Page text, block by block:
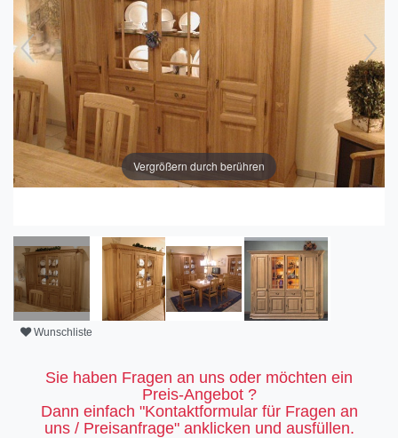
Vergrößern durch berühren
Wunschliste
Sie haben Fragen an uns oder möchten ein
Preis-Angebot ?
Dann einfach "Kontaktformular für Fragen an
uns / Preisanfrage" anklicken und ausfüllen.